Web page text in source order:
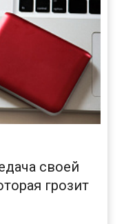
своей
грозит